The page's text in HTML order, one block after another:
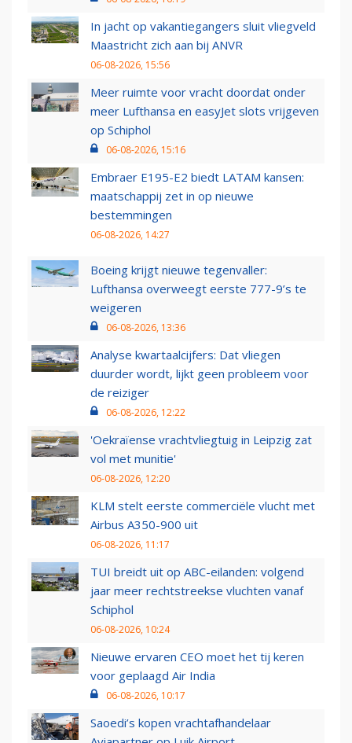
In jacht op vakantiegangers sluit vliegveld
Maastricht zich aan bij ANVR
06-08-2026, 15:56
Meer ruimte voor vracht doordat onder
meer Lufthansa en easyJet slots vrijgeven
op Schiphol
06-08-2026, 15:16
Embraer E195-E2 biedt LATAM kansen:
maatschappij zet in op nieuwe
bestemmingen
06-08-2026, 14:27
Boeing krijgt nieuwe tegenvaller:
Lufthansa overweegt eerste 777-9’s te
weigeren
06-08-2026, 13:36
Analyse kwartaalcijfers: Dat vliegen
duurder wordt, lijkt geen probleem voor
de reiziger
06-08-2026, 12:22
'Oekraïense vrachtvliegtuig in Leipzig zat
vol met munitie'
06-08-2026, 12:20
KLM stelt eerste commerciële vlucht met
Airbus A350-900 uit
06-08-2026, 11:17
TUI breidt uit op ABC-eilanden: volgend
jaar meer rechtstreekse vluchten vanaf
Schiphol
06-08-2026, 10:24
Nieuwe ervaren CEO moet het tij keren
voor geplaagd Air India
06-08-2026, 10:17
Saoedi’s kopen vrachtafhandelaar